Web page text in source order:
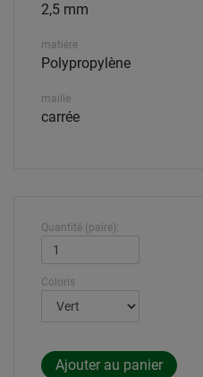
2,5 mm
matière
Polypropylène
maille
carrée
Quantité (paire):
Coloris